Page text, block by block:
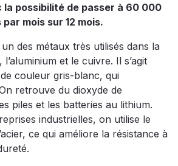
la possibilité de passer à 60 000
mois sur 12 mois.
des métaux très utilisés dans la
et le cuivre. Il s’agit
couleur gris-blanc, qui
retrouve du dioxyde de
piles et les batteries au lithium.
industrielles, on utilise le
ce qui améliore la résistance à